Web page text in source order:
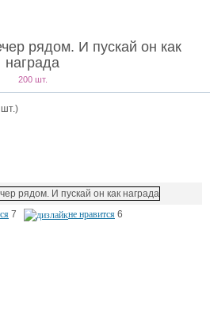
рядом. И пускай он как
награда
200 шт.
7 не нравится 6